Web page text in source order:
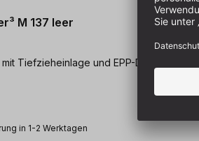
M 137 leer
mit Tiefzieheinlage und EPP-
in 1-2 Werktagen